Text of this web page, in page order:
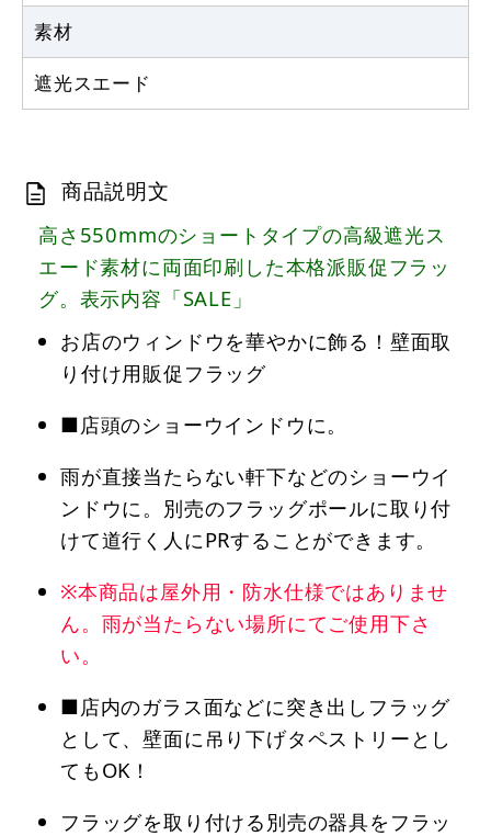
素材
遮光スエード
商品説明文
高さ550mmのショートタイプの高級遮光ス
エード素材に両面印刷した本格派販促フラッ
グ。表示内容「SALE」
お店のウィンドウを華やかに飾る！壁面取
り付け用販促フラッグ
■店頭のショーウインドウに。
雨が直接当たらない軒下などのショーウイ
ンドウに。別売のフラッグポールに取り付
けて道行く人にPRすることができます。
※本商品は屋外用・防水仕様ではありませ
ん。雨が当たらない場所にてご使用下さ
い。
■店内のガラス面などに突き出しフラッグ
として、壁面に吊り下げタペストリーとし
てもOK！
フラッグを取り付ける別売の器具をフラッ